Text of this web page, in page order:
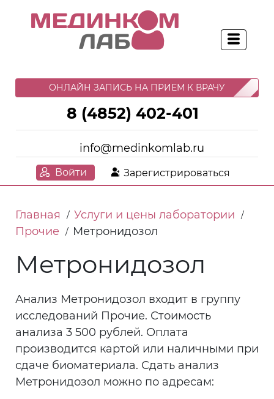
ОНЛАЙН ЗАПИСЬ НА ПРИЕМ К ВРАЧУ
8 (4852) 402-401
info@medinkomlab.ru
Войти Зарегистрироваться
Главная / Услуги и цены лаборатории /
Прочие / Метронидозол
Метронидозол
Анализ Метронидозол входит в группу
исследований Прочие. Стоимость
анализа 3 500 рублей. Оплата
производится картой или наличными при
сдаче биоматериала. Сдать анализ
Метронидозол можно по адресам: